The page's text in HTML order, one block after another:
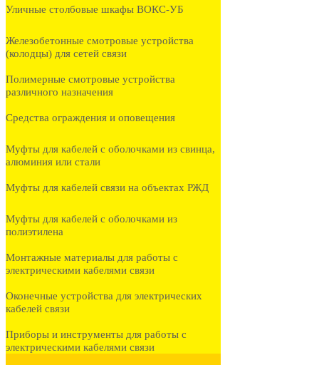
Уличные столбовые шкафы ВОКС-УБ
Железобетонные смотровые устройства
(колодцы) для сетей связи
Полимерные смотровые устройства
различного назначения
Средства ограждения и оповещения
Муфты для кабелей с оболочками из свинца,
алюминия или стали
Муфты для кабелей связи на объектах РЖД
Муфты для кабелей с оболочками из
полиэтилена
Монтажные материалы для работы с
электрическими кабелями связи
Оконечные устройства для электрических
кабелей связи
Приборы и инструменты для работы с
электрическими кабелями связи